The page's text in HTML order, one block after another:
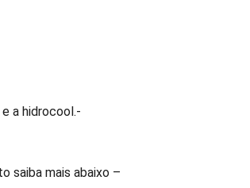
a hidrocool.-
saiba mais abaixo –